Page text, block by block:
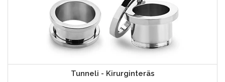
Tunneli - Kirurginteräs